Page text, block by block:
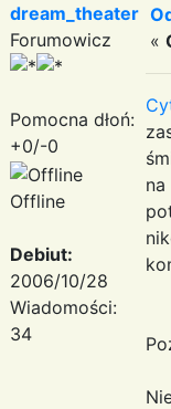
dream_theater
Forumowicz
Pomocna dłoń:
+0/-0
Offline
Debiut:
2006/10/28
Wiadomości:
34
«